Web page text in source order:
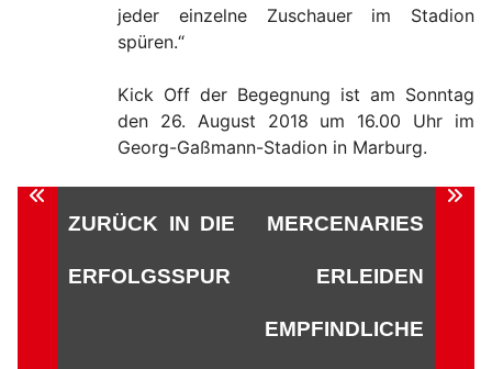
jeder einzelne Zuschauer im Stadion
spüren.“
Kick Off der Begegnung ist am Sonntag
den 26. August 2018 um 16.00 Uhr im
Georg-Gaßmann-Stadion in Marburg.
Beitragsnavigation
ZURÜCK IN DIE
ERFOLGSSPUR
MERCENARIES
ERLEIDEN
EMPFINDLICHE